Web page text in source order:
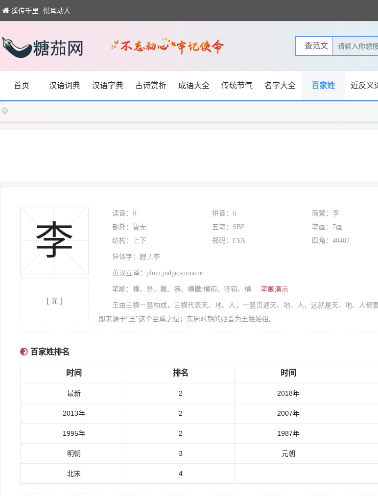
遥传千里· 悦耳动人
首页 汉语词典 汉语字典 古诗赏析 成语大全 传统节气 名字大全 百家姓 近反义
李
[ lǐ ]
读音：lǐ 拼音：li 简繁：李
部外：暂无
五笔：SBF 笔画：7画
结构：上下
郑码：FYA 四角：40407
异体字：䤚,?,李
英汉互译：plum,judge,surname
笔顺：横、竖、撇、捺、横撇/横钩、竖钩、横 笔顺演示
王由三横一竖构成，三横代表天、地、人，一竖贯通天、地、人，这就是天、地、人都
即来源于“王”这个至尊之位；东周时期的姬晋为王姓始祖。
百家姓排名
时间 排名 时间
最新 2 2018年
2013年 2 2007年
1995年 2 1987年
明朝 3 元朝
北宋 4